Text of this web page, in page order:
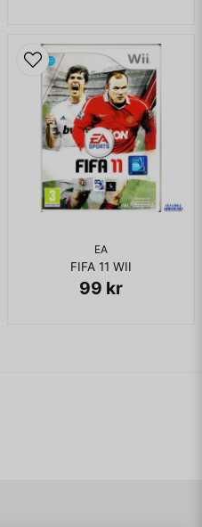
EA
FIFA 11 WII
99 kr